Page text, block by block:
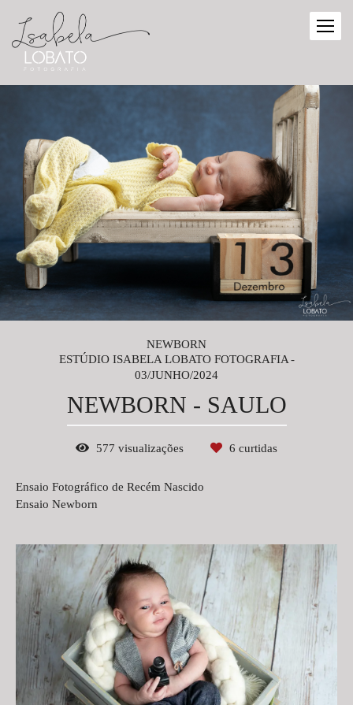
NEWBORN
ESTÚDIO ISABELA LOBATO FOTOGRAFIA
03/JUNHO/2024
NEWBORN - SAULO
577 visualizações 6 curtidas
Ensaio Fotográfico de Recém Nascido
Ensaio Newborn